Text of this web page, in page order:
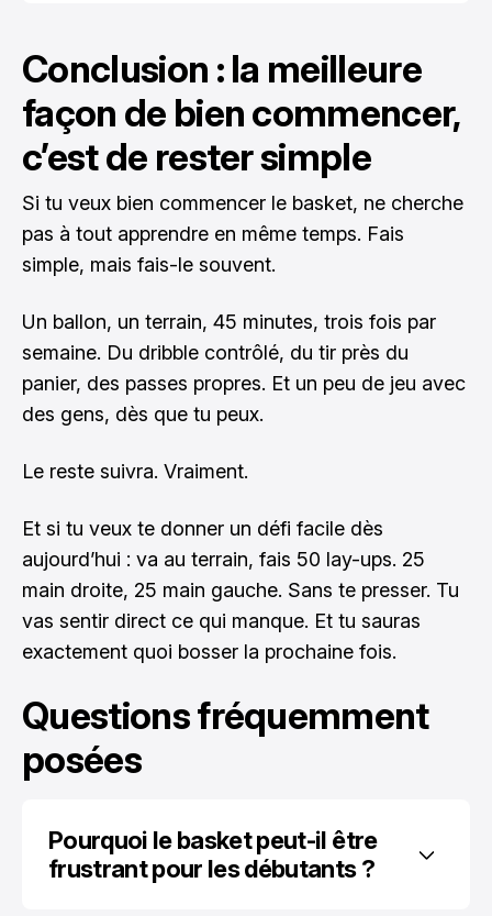
Conclusion : la meilleure
façon de bien commencer,
c’est de rester simple
Si tu veux bien commencer le basket, ne cherche
pas à tout apprendre en même temps. Fais
simple, mais fais-le souvent.
Un ballon, un terrain, 45 minutes, trois fois par
semaine. Du dribble contrôlé, du tir près du
panier, des passes propres. Et un peu de jeu avec
des gens, dès que tu peux.
Le reste suivra. Vraiment.
Et si tu veux te donner un défi facile dès
aujourd’hui : va au terrain, fais 50 lay-ups. 25
main droite, 25 main gauche. Sans te presser. Tu
vas sentir direct ce qui manque. Et tu sauras
exactement quoi bosser la prochaine fois.
Questions fréquemment
posées
Pourquoi le basket peut-il être
frustrant pour les débutants ?